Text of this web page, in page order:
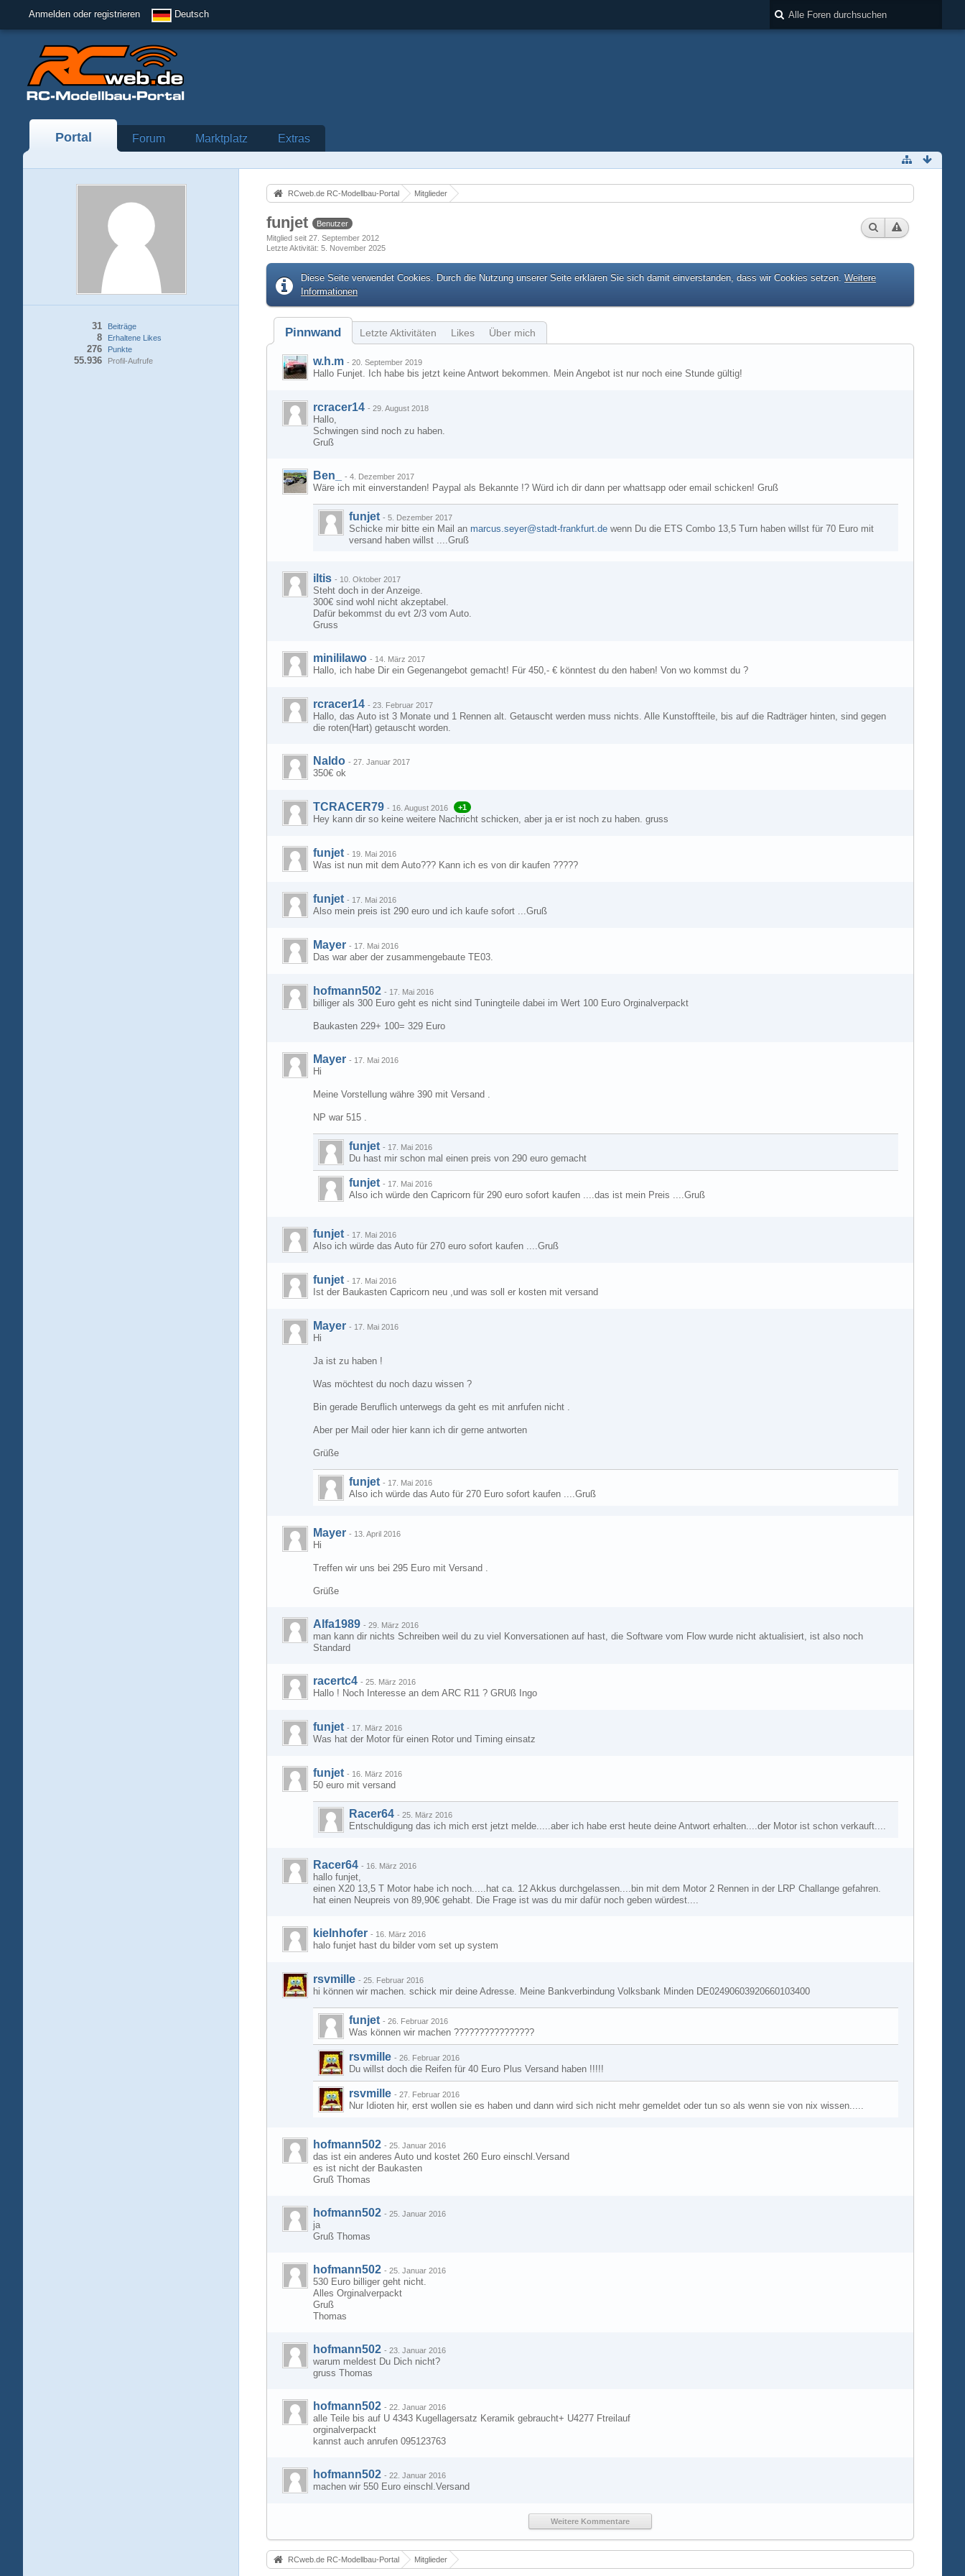
Anmelden oder registrieren Deutsch
Portal Forum Marktplatz Extras
Beiträge
31
Erhaltene Likes
8
Punkte
276
Profil-Aufrufe
55.936
RCweb.de RC-Modellbau-Portal Mitglieder
funjet
Benutzer
Mitglied seit 27. September 2012
Letzte Aktivität 5. November 2025
Diese Seite verwendet Cookies. Durch die Nutzung unserer Seite erklären Sie sich damit einverstanden, dass wir Cookies setzen. Weitere
Informationen
Pinnwand Letzte Aktivitäten Likes Über mich
w.h.m - 20. September 2019
Hallo Funjet. Ich habe bis jetzt keine Antwort bekommen. Mein Angebot ist nur noch eine Stunde gültig!
rcracer14 - 29. August 2018
Hallo,
Schwingen sind noch zu haben.
Gruß
Ben_ - 4. Dezember 2017
Wäre ich mit einverstanden! Paypal als Bekannte !? Würd ich dir dann per whattsapp oder email schicken! Gruß
funjet - 5. Dezember 2017
Schicke mir bitte ein Mail an marcus.seyer@stadt-frankfurt.de wenn Du die ETS Combo 13,5 Turn haben willst für 70 Euro mit
versand haben willst ....Gruß
iltis - 10. Oktober 2017
Steht doch in der Anzeige.
300€ sind wohl nicht akzeptabel.
Dafür bekommst du evt 2/3 vom Auto.
Gruss
minililawo - 14. März 2017
Hallo, ich habe Dir ein Gegenangebot gemacht! Für 450,- € könntest du den haben! Von wo kommst du ?
rcracer14 - 23. Februar 2017
Hallo, das Auto ist 3 Monate und 1 Rennen alt. Getauscht werden muss nichts. Alle Kunstoffteile, bis auf die Radträger hinten, sind gegen
die roten(Hart) getauscht worden.
Naldo - 27. Januar 2017
350€ ok
TCRACER79 - 16. August 2016 +1
Hey kann dir so keine weitere Nachricht schicken, aber ja er ist noch zu haben. gruss
funjet - 19. Mai 2016
Was ist nun mit dem Auto??? Kann ich es von dir kaufen ?????
funjet - 17. Mai 2016
Also mein preis ist 290 euro und ich kaufe sofort ...Gruß
Mayer - 17. Mai 2016
Das war aber der zusammengebaute TE03.
hofmann502 - 17. Mai 2016
billiger als 300 Euro geht es nicht sind Tuningteile dabei im Wert 100 Euro Orginalverpackt
Baukasten 229+ 100= 329 Euro
Mayer - 17. Mai 2016
Hi
Meine Vorstellung währe 390 mit Versand .
NP war 515 .
funjet - 17. Mai 2016
Du hast mir schon mal einen preis von 290 euro gemacht
funjet - 17. Mai 2016
Also ich würde den Capricorn für 290 euro sofort kaufen ....das ist mein Preis ....Gruß
funjet - 17. Mai 2016
Also ich würde das Auto für 270 euro sofort kaufen ....Gruß
funjet - 17. Mai 2016
Ist der Baukasten Capricorn neu ,und was soll er kosten mit versand
Mayer - 17. Mai 2016
Hi
Ja ist zu haben !
Was möchtest du noch dazu wissen ?
Bin gerade Beruflich unterwegs da geht es mit anrfufen nicht .
Aber per Mail oder hier kann ich dir gerne antworten
Grüße
funjet - 17. Mai 2016
Also ich würde das Auto für 270 Euro sofort kaufen ....Gruß
Mayer - 13. April 2016
Hi
Treffen wir uns bei 295 Euro mit Versand .
Grüße
Alfa1989 - 29. März 2016
man kann dir nichts Schreiben weil du zu viel Konversationen auf hast, die Software vom Flow wurde nicht aktualisiert, ist also noch
Standard
racertc4 - 25. März 2016
Hallo ! Noch Interesse an dem ARC R11 ? GRUß Ingo
funjet - 17. März 2016
Was hat der Motor für einen Rotor und Timing einsatz
funjet - 16. März 2016
50 euro mit versand
Racer64 - 25. März 2016
Entschuldigung das ich mich erst jetzt melde.....aber ich habe erst heute deine Antwort erhalten....der Motor ist schon verkauft....
Racer64 - 16. März 2016
hallo funjet,
einen X20 13,5 T Motor habe ich noch.....hat ca. 12 Akkus durchgelassen....bin mit dem Motor 2 Rennen in der LRP Challange gefahren.
hat einen Neupreis von 89,90€ gehabt. Die Frage ist was du mir dafür noch geben würdest....
kielnhofer - 16. März 2016
halo funjet hast du bilder vom set up system
rsvmille - 25. Februar 2016
hi können wir machen. schick mir deine Adresse. Meine Bankverbindung Volksbank Minden DE02490603920660103400
funjet - 26. Februar 2016
Was können wir machen ????????????????
rsvmille - 26. Februar 2016
Du willst doch die Reifen für 40 Euro Plus Versand haben !!!!!
rsvmille - 27. Februar 2016
Nur Idioten hir, erst wollen sie es haben und dann wird sich nicht mehr gemeldet oder tun so als wenn sie von nix wissen.....
hofmann502 - 25. Januar 2016
das ist ein anderes Auto und kostet 260 Euro einschl.Versand
es ist nicht der Baukasten
Gruß Thomas
hofmann502 - 25. Januar 2016
ja
Gruß Thomas
hofmann502 - 25. Januar 2016
530 Euro billiger geht nicht.
Alles Orginalverpackt
Gruß
Thomas
hofmann502 - 23. Januar 2016
warum meldest Du Dich nicht?
gruss Thomas
hofmann502 - 22. Januar 2016
alle Teile bis auf U 4343 Kugellagersatz Keramik gebraucht+ U4277 Ftreilauf
orginalverpackt
kannst auch anrufen 095123763
hofmann502 - 22. Januar 2016
machen wir 550 Euro einschl.Versand
Weitere Kommentare
RCweb.de RC-Modellbau-Portal Mitglieder